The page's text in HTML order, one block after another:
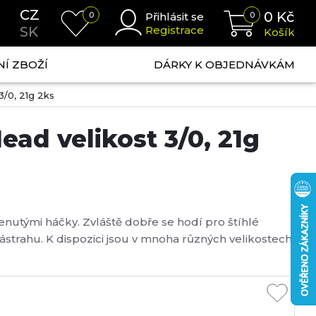
CZ
SK
0
Přihlásit se
Registrace
0 0 Kč
Košík
ZBOŽÍ DÁRKY K OBJEDNÁVKÁM
0, 21g 2ks
velikost 3/0, 21g
háčky. Zvláště dobře se hodí pro štíhlé
K dispozici jsou v mnoha různých velikostech,
háčky jsou vyrobeny z vysoceuhlíkové oceli.
...